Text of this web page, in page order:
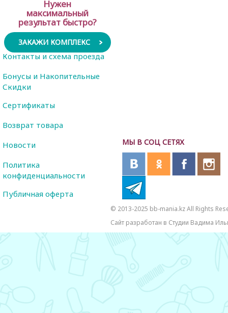
Нужен
максимальный
результат быстро?
ЗАКАЖИ КОМПЛЕКС
МЫ В СОЦ СЕТЯХ
Контакты и схема проезда
Бонусы и Накопительные
Скидки
Сертификаты
Возврат товара
Новости
Политика
конфиденциальности
Публичная оферта
© 2013-2025 bb-mania.kz All Rights
Сайт разработан в Студии Вадима